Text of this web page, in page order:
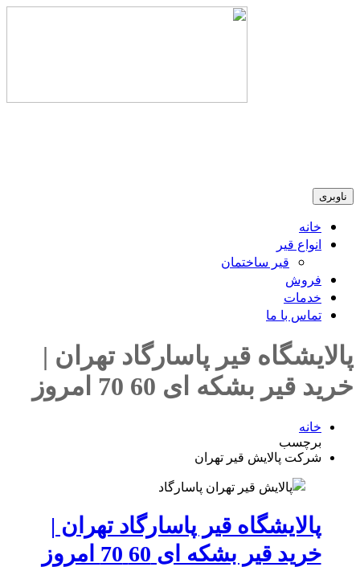
ناوبری
خانه
انواع قیر
قیر ساختمان
فروش
خدمات
تماس با ما
پالایشگاه قیر پاسارگاد تهران |
خرید قیر بشکه ای 60 70 امروز
خانه
برچسب
شرکت پالایش قیر تهران
پالایشگاه قیر پاسارگاد تهران |
خرید قیر بشکه ای 60 70 امروز